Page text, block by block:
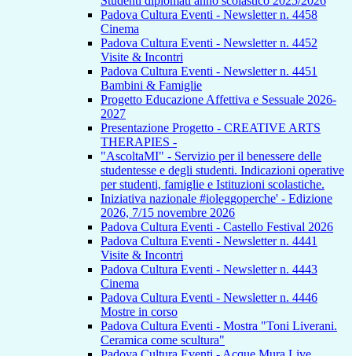
Padova Cultura Eventi - Newsletter n. 4458
Cinema
Padova Cultura Eventi - Newsletter n. 4452
Visite & Incontri
Padova Cultura Eventi - Newsletter n. 4451
Bambini & Famiglie
Progetto Educazione Affettiva e Sessuale 2026-
2027
Presentazione Progetto - CREATIVE ARTS
THERAPIES -
"AscoltaMI" - Servizio per il benessere delle
studentesse e degli studenti. Indicazioni operative
per studenti, famiglie e Istituzioni scolastiche.
Iniziativa nazionale #ioleggoperche' - Edizione
2026, 7/15 novembre 2026
Padova Cultura Eventi - Castello Festival 2026
Padova Cultura Eventi - Newsletter n. 4441
Visite & Incontri
Padova Cultura Eventi - Newsletter n. 4443
Cinema
Padova Cultura Eventi - Newsletter n. 4446
Mostre in corso
Padova Cultura Eventi - Mostra "Toni Liverani.
Ceramica come scultura"